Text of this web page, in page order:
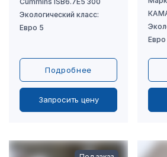
Подробнее
Запросить цену